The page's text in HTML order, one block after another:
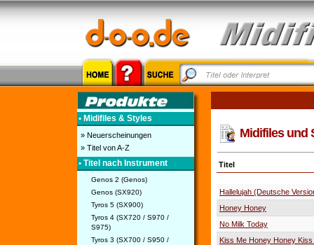
• Midifiles & Styles
» Neuerscheinungen
» Titel von A-Z
• Titel nach Instrument
Genos 2 (Genos)
Genos (SX920)
Tyros 5 (SX900)
Tyros 4 (SX720 / S970 /
S975)
Tyros 3 (SX700 / S950 /
Midifiles und
Titel
Hallelujah (Deutsche
Honey Honey
No Milk Today
Kiss Me Honey Honey Kiss